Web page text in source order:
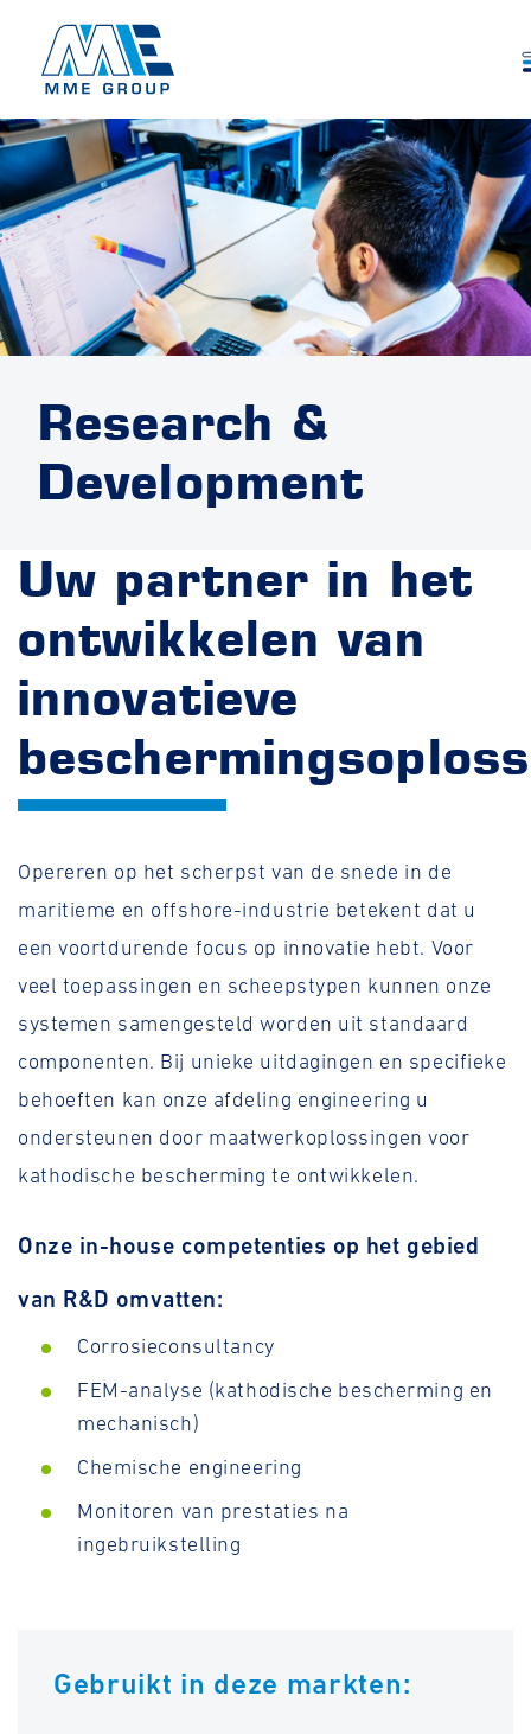
Research &
Development
Uw partner in het
ontwikkelen van
innovatieve
Opereren op het scherpst van de snede in de
maritieme en offshore-industrie betekent dat u
een voortdurende focus op innovatie hebt. Voor
veel toepassingen en scheepstypen kunnen onze
systemen samengesteld worden uit standaard
componenten. Bij unieke uitdagingen en specifieke
behoeften kan onze afdeling engineering u
ondersteunen door maatwerkoplossingen voor
kathodische bescherming te ontwikkelen.
Onze in-house competenties op het gebied
van R&D omvatten:
Corrosieconsultancy
FEM-analyse (kathodische bescherming en
mechanisch)
Chemische engineering
Monitoren van prestaties na
ingebruikstelling
Gebruikt in deze markten: